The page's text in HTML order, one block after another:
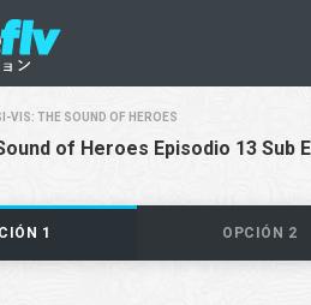
VIS: THE SOUND OF HEROES
of Heroes Episodio 13 Sub
1 OPCIÓN 2